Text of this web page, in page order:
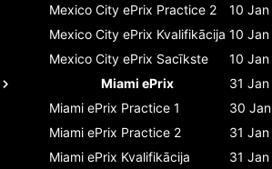
Mexico City ePrix Practice 2 10 Jan
Mexico City ePrix Kvalifikācija 10 Jan
Mexico City ePrix Sacīkste 10 Jan
Miami ePrix
31 Jan
Miami ePrix Practice 1 30 Jan
Miami ePrix Practice 2 31 Jan
Miami ePrix Kvalifikācija 31 Jan